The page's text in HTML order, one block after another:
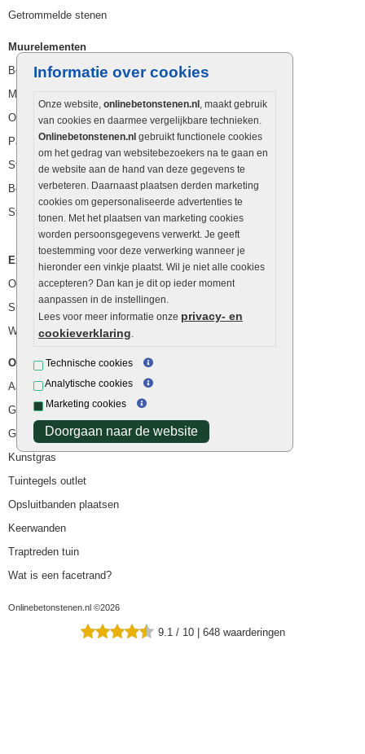
Informatie over cookies
Onze website, onlinebetonstenen.nl , maakt gebruik
van cookies en daarmee vergelijkbare technieken.
Onlinebetonstenen.nl gebruikt functionele cookies
om het gedrag van websitebezoekers na te gaan en
de website aan de hand van deze gegevens te
verbeteren. Daarnaast plaatsen derden marketing
cookies om gepersonaliseerde advertenties te
tonen. Met het plaatsen van marketing cookies
worden persoonsgegevens verwerkt. Je geeft
toestemming voor deze verwerking wanneer je
hieronder een vinkje plaatst. Wil je niet alle cookies
accepteren? Dan kan je dit op ieder moment
aanpassen in de instellingen.
Lees voor meer informatie onze privacy- en
cookieverklaring.
Technische cookies
Analytische cookies
Marketing cookies
Doorgaan naar de website
Getrommelde stenen
Muurelementen
Betonbielzen
Muurstenen
Opsluitbanden
Palissaden
Stapelblokken
Betonblokken
Stapelstenen
Extra benodigdheden
Ophoogzand
Siergrind en siersplit
Waterafvoer
Overig
Aanbiedingen
Goedkope bestrating
Goedkope tuintegels
Kunstgras
Tuintegels outlet
Opsluitbanden plaatsen
Keerwanden
Traptreden tuin
Wat is een facetrand?
Onlinebetonstenen.nl ©2026
9.1 / 10 | 648 waarderingen